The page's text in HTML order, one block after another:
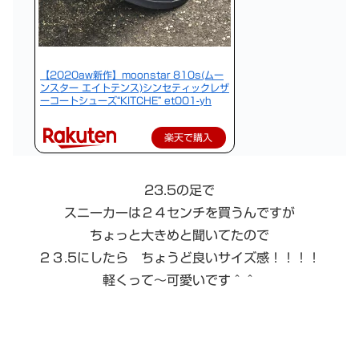
【2020aw新作】moonstar 810s(ムー
ンスター エイトテンス)シンセティックレザ
ーコートシューズ“KITCHE” et001-yh
楽天で購入
23.5の足で
スニーカーは２４センチを買うんですが
ちょっと大きめと聞いてたので
２３.5にしたら ちょうど良いサイズ感！！！！
軽くって〜可愛いです＾＾